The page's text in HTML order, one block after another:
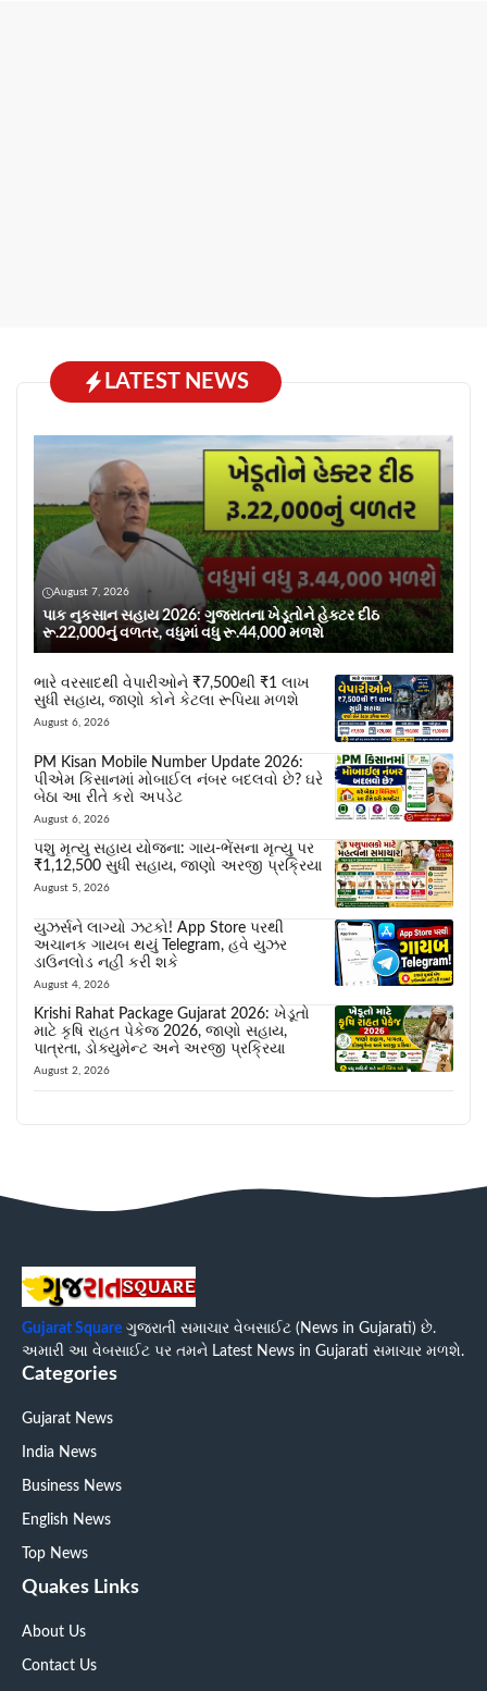
LATEST NEWS
August 7, 2026
પાક નુકસાન સહાય 2026: ગુજરાતના ખેડૂતોને હેક્ટર દીઠ
રૂ.22,000નું વળતર, વધુમાં વધુ રૂ.44,000 મળશે
ભારે વરસાદથી વેપારીઓને ₹7,500થી ₹1 લાખ
સુધી સહાય, જાણો કોને કેટલા રૂપિયા મળશે
August 6, 2026
PM Kisan Mobile Number Update 2026:
પીએમ કિસાનમાં મોબાઈલ નંબર બદલવો છે? ઘરે
બેઠા આ રીતે કરો અપડેટ
August 6, 2026
પશુ મૃત્યુ સહાય યોજના: ગાય-ભેંસના મૃત્યુ પર
₹1,12,500 સુધી સહાય, જાણો અરજી પ્રક્રિયા
August 5, 2026
યુઝર્સને લાગ્યો ઝટકો! App Store પરથી
અચાનક ગાયબ થયું Telegram, હવે યુઝર
ડાઉનલોડ નહીં કરી શકે
August 4, 2026
Krishi Rahat Package Gujarat 2026: ખેડૂતો
માટે કૃષિ રાહત પેકેજ 2026, જાણો સહાય,
પાત્રતા, ડોક્યુમેન્ટ અને અરજી પ્રક્રિયા
August 2, 2026
Gujarat Square ગુજરાતી સમાચાર વેબસાઈટ (News in Gujarati) છે.
અમારી આ વેબસાઈટ પર તમને Latest News in Gujarati સમાચાર મળશે.
Categories
Gujarat News
India News
Business News
English News
Top News
Quakes Links
About Us
Contact Us